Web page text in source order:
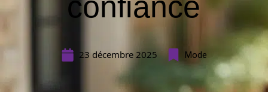
23 décembre 2025 Mode